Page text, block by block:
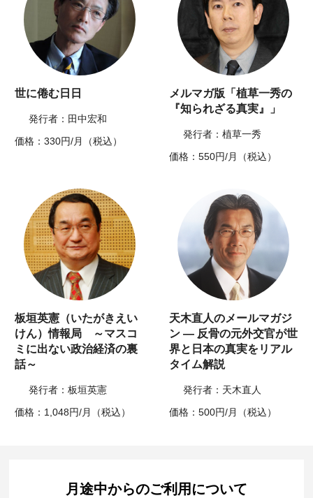
世に倦む日日
発行者：田中宏和
価格：330円/月（税込）
メルマガ版「植草一秀の
『知られざる真実』」
発行者：植草一秀
価格：550円/月（税込）
板垣英憲（いたがきえい
けん）情報局 ～マスコ
ミに出ない政治経済の裏
話～
発行者：板垣英憲
価格：1,048円/月（税込）
天木直人のメールマガジ
ン ― 反骨の元外交官が世
界と日本の真実をリアル
タイム解説
発行者：天木直人
価格：500円/月（税込）
月途中からのご利用について